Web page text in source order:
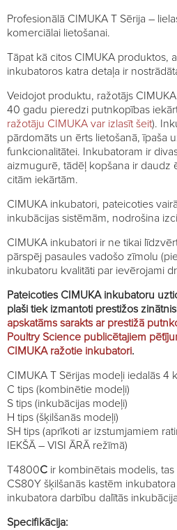
Profesionālā CIMUKA T Sērija –
komerciālai lietošanai.
Tāpat kā citos CIMUKA produktos,
inkubatoros katra detaļa ir
Veidojot produktu, ražotājs
40 gadu pieredzi putnkopības
ražotāju CIMUKA var izlasīt šeit).
pārdomāts un ērts lietošanā, īpaša
funkcionalitātei. Inkubatoram ir
aizmugurē, tādēļ kopšana ir daudz
citām iekārtām.
CIMUKA inkubatori, pateicoties
inkubācijas sistēmām, nodrošina
CIMUKA inkubatori ir ne tikai
pārspēj pasaules vadošo zīmolu
inkubatoru kvalitāti par ievērojami
Pateicoties CIMUKA inkubatoru
plaši tiek izmantoti prestižos
apskatāms sarakts ar prestižā
Poultry Science publicētajiem
CIMUKA ražotie inkubatori.
CIMUKA T Sērijas modeļi iedalās 4
C tips (kombinētie modeļi)
S tips (inkubācijas modeļi)
H tips (šķilšanās modeļi)
SH tips (aprīkoti ar izstumjamiem
IEKŠĀ – VISI ĀRĀ režīmā)
T4800C ir kombinētais modelis,
CS80Y šķilšanās kastēm
inkubatora darbību dalītās
Specifikācija: